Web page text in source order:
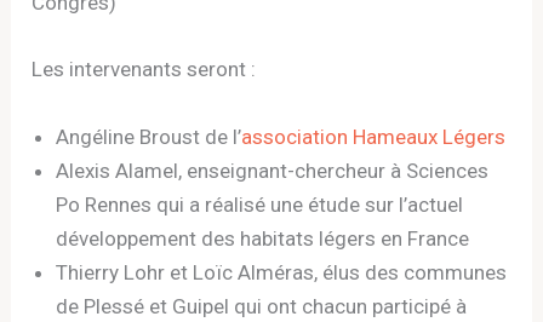
Les intervenants seront :
Angéline Broust de l’association Hameaux Légers
Alexis Alamel, enseignant-chercheur à Sciences
Po Rennes qui a réalisé une étude sur l’actuel
développement des habitats légers en France
Thierry Lohr et Loïc Alméras, élus des communes
de Plessé et Guipel qui ont chacun participé à